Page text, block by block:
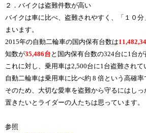
２．バイクは盗難件数が高い
バイクは車に比べ、盗難されやすく、「１０
まいます。
2015年の自動二輪車の国内保有台数は
知数が35,486台 と国内保有台数の324台に1台が
これに対し、乗用車は2,500台に1台盗難されて
自動二輪車は乗用車に比べ約 8 倍という高確率
そのため、大切な愛車を盗難から守るにはしっ
置きたいとライダーの人たちは思っています。
参照